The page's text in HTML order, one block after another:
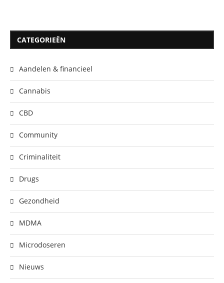
CATEGORIEËN
Aandelen & financieel
Cannabis
CBD
Community
Criminaliteit
Drugs
Gezondheid
MDMA
Microdoseren
Nieuws